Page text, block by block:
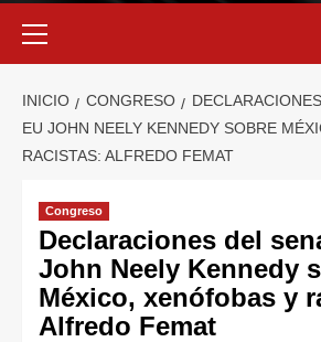
INICIO CONGRESO
EU JOHN NEELY KENNEDY SOBRE
RACISTAS: ALFREDO FEMAT
Congreso
Declaraciones del
John Neely Kennedy
México, xenófobas y
Alfredo Femat